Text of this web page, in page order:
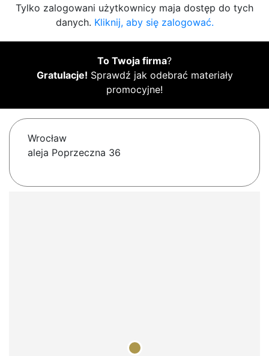
Tylko zalogowani użytkownicy maja dostęp do tych
danych. Kliknij, aby się zalogować.
To Twoja firma?
Gratulacje! Sprawdź jak odebrać materiały
promocyjne!
Wrocław
aleja Poprzeczna 36